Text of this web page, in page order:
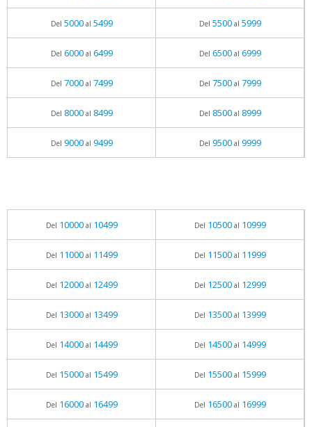
Del 5000al 5499 Del 5500al 5999
Del 6000al 6499 Del 6500al 6999
Del 7000al 7499 Del 7500al 7999
Del 8000al 8499 Del 8500al 8999
Del 9000al 9499 Del 9500al 9999
Del 10000al 10499 Del 10500al 10999
Del 11000al 11499 Del 11500al 11999
Del 12000al 12499 Del 12500al 12999
Del 13000al 13499 Del 13500al 13999
Del 14000al 14499 Del 14500al 14999
Del 15000al 15499 Del 15500al 15999
Del 16000al 16499 Del 16500al 16999